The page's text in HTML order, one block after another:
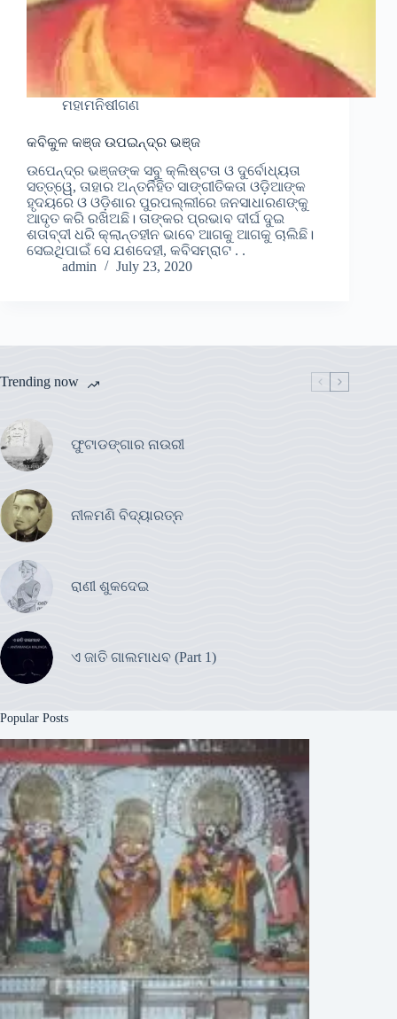
ମହାମନିଷୀଗଣ
କବିକୁଳ କଞ୍ଜ ଉପଇନ୍ଦ୍ର ଭଞ୍ଜ
ଉପେନ୍ଦ୍ର ଭଞ୍ଜଙ୍କ ସବୁ କ୍ଲିଷ୍ଟତା ଓ ଦୁର୍ବୋଧ୍ୟତା
ସତ୍ତ୍ୱେ, ତାହାର ଅନ୍ତର୍ନିହିତ ସାଙ୍ଗୀତିକତା ଓଡ଼ିଆଙ୍କ
ହୃଦୟରେ ଓ ଓଡ଼ିଶାର ପୁରପଲ୍ଲୀରେ ଜନସାଧାରଣଙ୍କୁ
ଆଦୃତ କରି ରଖିଅଛି। ତାଙ୍କର ପ୍ରଭାବ ଦୀର୍ଘ ଦୁଇ
ଶତାବ୍ଦୀ ଧରି କ୍ଲାନ୍ତହୀନ ଭାବେ ଆଗକୁ ଆଗକୁ ଚାଲିଛି।
ସେଇଥିପାଇଁ ସେ ଯଶଦେହୀ, କବିସମ୍ରାଟ . .
admin
July 23, 2020
Trending now
ଫୁଟାଡଙ୍ଗାର ନାଉରୀ
ନୀଳମଣି ବିଦ୍ୟାରତ୍ନ
ରାଣୀ ଶୁକଦେଇ
ଏ ଜାତି ଗାଲମାଧବ (Part 1)
Popular Posts